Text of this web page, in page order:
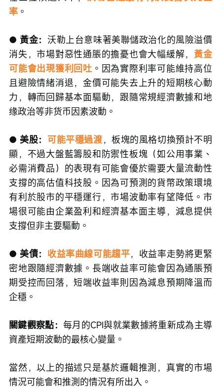
率 。
● 黃金： 沃勒上台意味著美聯儲政治化的風險溢價
消失，市場對惡性通脹的擔憂也會大幅緩解， 黃金
可能會出現獲利回吐 。因為實際利率可能維持高位
且避險情緒消退，金價可能失去上升的短期核心動
力，轉而回歸基本面驅動，跟隨常規經濟數據和地
缘政治等非货币因素波動。
● 美股： 可能平穩過渡，板塊的風格切換預計不明
顯，不過大盤藍籌股和防禦性板塊（如公用事業、
必需消費品）的表現有可能會優於需要大量流動性
支撐的高估值科技股。因為可預測的貨幣政策環境
有利於股市的平穩運行，市場波動率有望降低。市
場很可能由企業盈利和經濟基本面主導，減息提供
支撐但非主要驅動。
● 美債： 收益率曲線可能趨平，收益率走勢將更緊
密地跟隨經濟數據。長端收益率可能會因為通脹預
期受控而回落，短端收益率則因為減息預期降溫而
企穩。
關鍵觀察點： 每月的CPI與就業數據將重新成為主導
資產短期波動的最核心變量。
當然，以上的描述只是基於邏輯推測，真實的市場
情況可能會和推測的情況有所出入。